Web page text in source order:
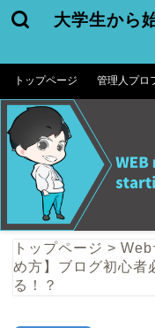
大学生から
トップページ 管理人プロ
トップページ > Web
め方】ブログ初心者
る！？